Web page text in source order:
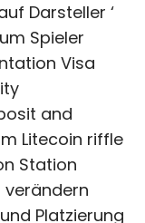
Darsteller ‘
Spieler
Visa
and
Litecoin riffle
Station
Platzierung